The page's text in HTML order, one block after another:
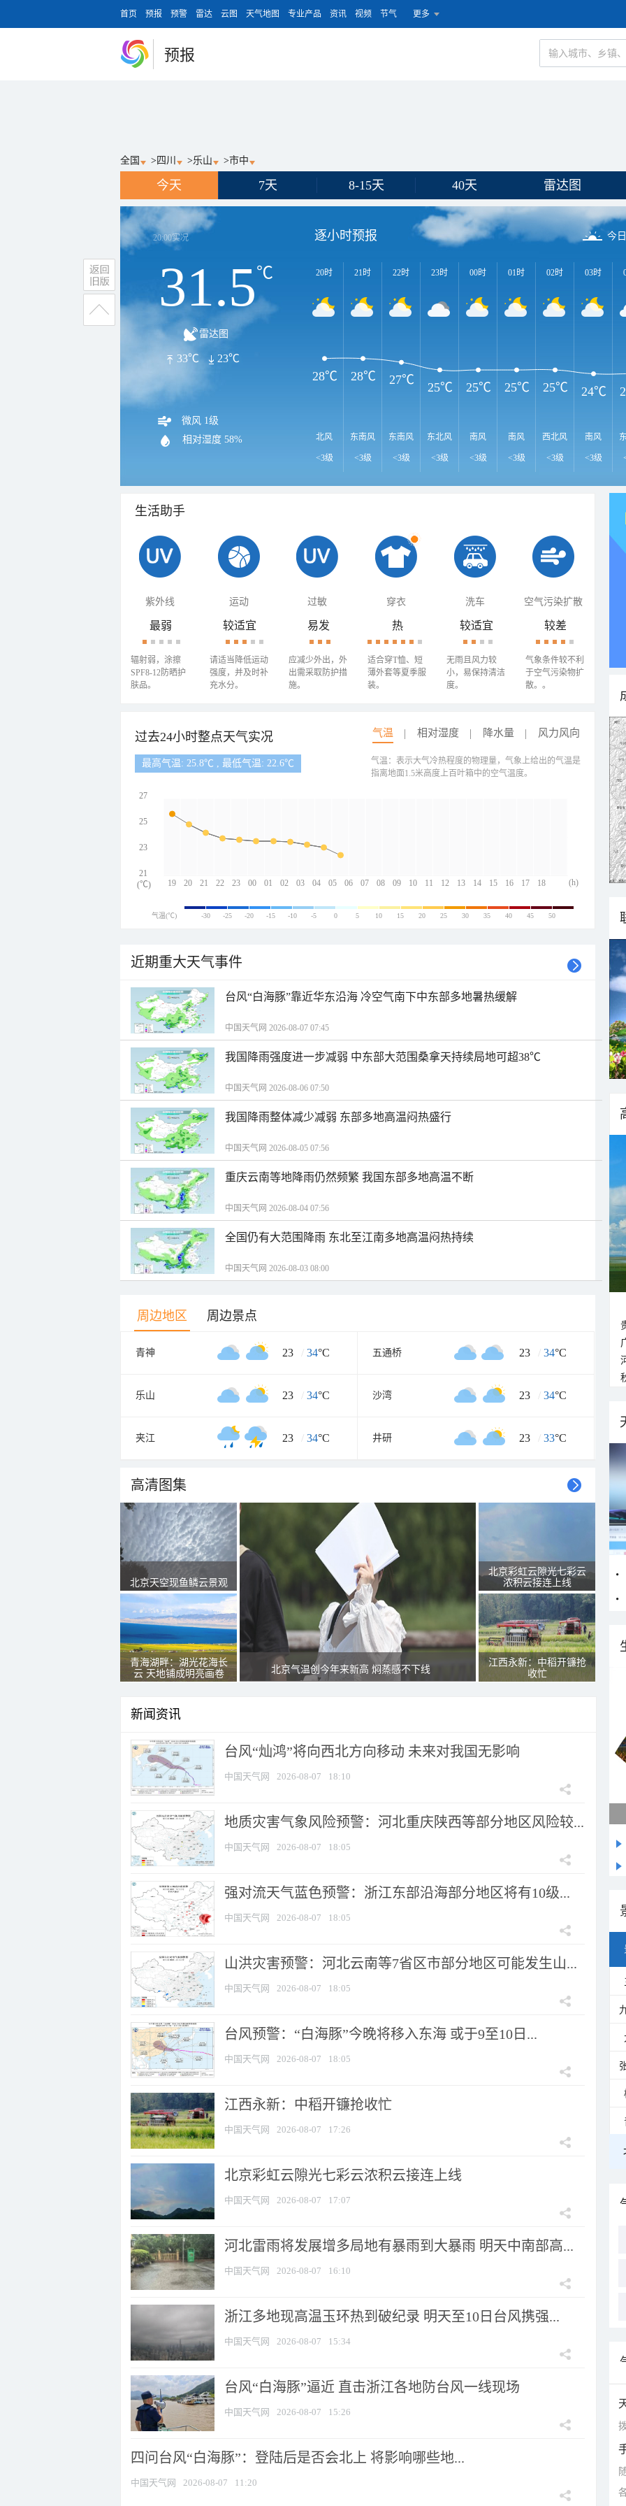
首页 预报 预警 雷达 云图 天气地图 专业产品 资讯 视频 节气 更多
预报
全国 > 四川 >乐山 >市中
今天 7天 8-15天 40天 雷达图
20:00实况
31.5℃
雷达图
33℃ 23℃
微风 1级
相对湿度 58%
逐小时预报 今
20时
北风
<3级
21时
东南风
<3级
22时
东南风
<3级
23时
东北风
<3级
00时
南风
<3级
01时
南风
<3级
02时
西北风
<3级
03时
南风
<3级
28℃ 28℃ 27℃
25℃ 25℃ 25℃ 25℃ 24℃
生活助手
紫外线 运动 过敏 穿衣 洗车 空气污染扩散
最弱
辐射弱，涂擦
SPF8-12防晒护
肤品。
较适宜
请适当降低运动
强度，并及时补
充水分。
易发
应减少外出，外
出需采取防护措
施。
热
适合穿T恤、短
薄外套等夏季服
装。
较适宜
无雨且风力较
小，易保持清洁
度。
较差
气象条件较不利
于空气污染物扩
散。。
过去24小时整点天气实况 气温 相对湿度 降水量 风力风向
最高气温: 25.8℃ , 最低气温: 22.6℃
19 20 21 22 23 00 01 02 03 04 05 06 07 08 09 10 11 12 13 14 15 16 17 18
27
25
23
21
(h)
(℃)
气温：表示大气冷热程度的物理量，气象上给出的气温是
指离地面1.5米高度上百叶箱中的空气温度。
气温(℃) -30 -25 -20 -15 -10 -5 0 5 10 15 20 25 30 35 40 45 50
近期重大天气事件
台风“白海豚”靠近华东沿海 冷空气南下中东部多地暑热缓解
中国天气网 2026-08-07 07:45
我国降雨强度进一步减弱 中东部大范围桑拿天持续局地可超38℃
中国天气网 2026-08-06 07:50
我国降雨整体减少减弱 东部多地高温闷热盛行
中国天气网 2026-08-05 07:56
重庆云南等地降雨仍然频繁 我国东部多地高温不断
中国天气网 2026-08-04 07:56
全国仍有大范围降雨 东北至江南多地高温闷热持续
中国天气网 2026-08-03 08:00
周边地区 周边景点
青神 23 / 34°C 五通桥 23 / 34°C
乐山 23 / 34°C 沙湾 23 / 34°C
夹江 23 / 34°C 井研 23 / 33°C
高清图集
北京天空现鱼鳞云景观
青海湖畔：湖光花海长
云 天地铺成明亮画卷
北京气温创今年来新高 焖蒸感不下线
北京彩虹云隙光七彩云
浓积云接连上线
江西永新：中稻开镰抢
收忙
新闻资讯
台风“灿鸿”将向西北方向移动 未来对我国无影响
中国天气网 2026-08-07 18:10
地质灾害气象风险预警：河北重庆陕西等部分地区风险较...
中国天气网 2026-08-07 18:05
强对流天气蓝色预警：浙江东部沿海部分地区将有10级...
中国天气网 2026-08-07 18:05
山洪灾害预警：河北云南等7省区市部分地区可能发生山...
中国天气网 2026-08-07 18:05
台风预警：“白海豚”今晚将移入东海 或于9至10日...
中国天气网 2026-08-07 18:05
江西永新：中稻开镰抢收忙
中国天气网 2026-08-07 17:26
北京彩虹云隙光七彩云浓积云接连上线
中国天气网 2026-08-07 17:07
河北雷雨将发展增多局地有暴雨到大暴雨 明天中南部高...
中国天气网 2026-08-07 16:10
浙江多地现高温玉环热到破纪录 明天至10日台风携强...
中国天气网 2026-08-07 15:34
台风“白海豚”逼近 直击浙江各地防台风一线现场
中国天气网 2026-08-07 15:26
四问台风“白海豚”：登陆后是否会北上 将影响哪些地...
中国天气网 2026-08-07 11:20